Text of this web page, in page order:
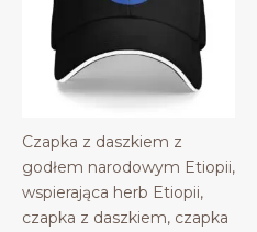
Czapka z daszkiem z
godłem narodowym Etiopii,
wspierająca herb Etiopii,
czapka z daszkiem, czapka